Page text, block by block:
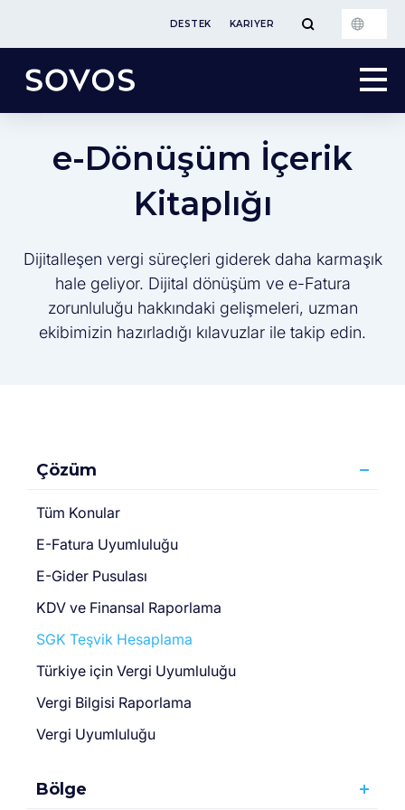
DESTEK KARIYER
e-Dönüşüm İçerik
Kitaplığı
Dijitalleşen vergi süreçleri giderek daha karmaşık
hale geliyor. Dijital dönüşüm ve e-Fatura
zorunluluğu hakkındaki gelişmeleri, uzman
ekibimizin hazırladığı kılavuzlar ile takip edin.
Çözüm
Tüm Konular
E-Fatura Uyumluluğu
E-Gider Pusulası
KDV ve Finansal Raporlama
SGK Teşvik Hesaplama
Türki̇ye için Vergi̇ Uyumluluğu
Vergi Bilgisi Raporlama
Vergi Uyumluluğu
Bölge